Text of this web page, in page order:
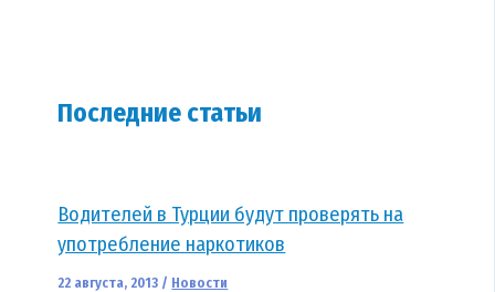
Последние статьи
Водителей в Турции будут проверять на
употребление наркотиков
22 августа, 2013 / Новости